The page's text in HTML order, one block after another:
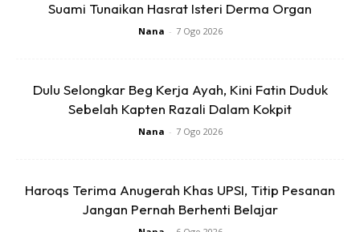
baru, berilah baja kopi ataupun baja NPK Hijau 15:15:15. In
syaa Allah pokok kesom akan menjadi pokok baru
Suami Tunaikan Hasrat Isteri Derma Organ
Nana - 7 Ogo 2026
Dulu Selongkar Beg Kerja Ayah, Kini Fatin Duduk
Sebelah Kapten Razali Dalam Kokpit
Nana - 7 Ogo 2026
Haroqs Terima Anugerah Khas UPSI, Titip Pesanan
Jangan Pernah Berhenti Belajar